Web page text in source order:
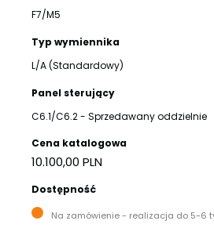
F7/M5
Typ wymiennika
L/A (Standardowy)
Panel sterujący
C6.1/C6.2 - Sprzedawany oddzielnie
Cena katalogowa
10.100,00 PLN
Dostępność
Na zamówienie - realizacja do 5-6